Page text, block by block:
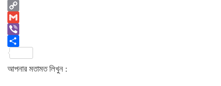
Email
Copy
Link
Gmail
Viber
আপনার মতামত লিখুন :